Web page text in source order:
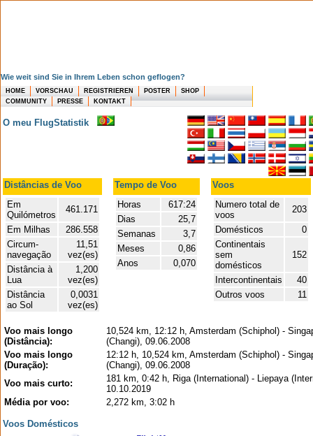
Wie weit sind Sie in Ihrem Leben schon geflogen?
HOME VORSCHAU REGISTRIEREN POSTER
SHOP
COMMUNITY
PRESSE KONTAKT
O meu FlugStatistik
Distâncias de Voo Tempo de Voo
Voos
Em
Quilómetros
461.171
Em Milhas
286.558
Circum-
navegação
11,51
vez(es)
Distância à
Lua
1,200
vez(es)
Distância
ao Sol
0,0031
vez(es)
Horas
617:24
Dias
25,7
Semanas
3,7
Meses
0,86
Anos
0,070
Numero total de
voos
203
Domésticos
0
Continentais
sem
domésticos
152
Intercontinentais
40
Outros voos
11
Voo mais longo
(Distância):
10,524 km, 12:12 h, Amsterdam (Schiphol) -
(Changi), 09.06.2008
Voo mais longo
(Duração):
12:12 h, 10,524 km, Amsterdam (Schiphol) -
(Changi), 09.06.2008
Voo mais curto:
181 km, 0:42 h, Riga (International) - Liepaya
10.10.2019
Média por voo:
2,272 km, 3:02 h
Voos Domésticos